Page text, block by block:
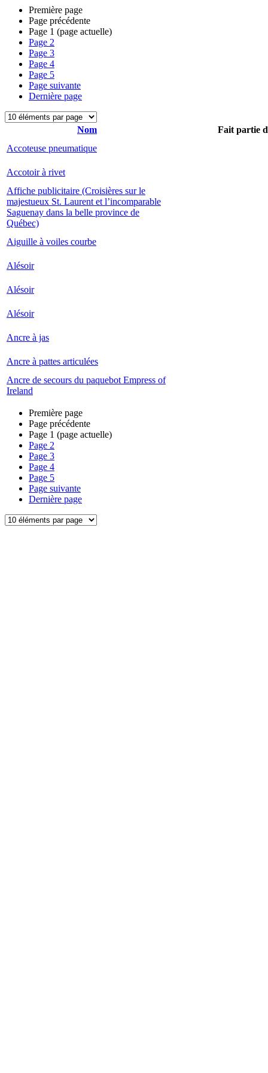
Première page
Page précédente
Page 1 (page actuelle)
Page 2
Page 3
Page 4
Page 5
Page suivante
Dernière page
Nom
Fait partie
Accoteuse pneumatique
Accotoir à rivet
Affiche publicitaire (Croisières sur le
majestueux St. Laurent et l’incomparable
Saguenay dans la belle province de
Québec)
Aiguille à voiles courbe
Alésoir
Alésoir
Alésoir
Ancre à jas
Ancre à pattes articulées
Ancre de secours du paquebot Empress of
Ireland
Première page
Page précédente
Page 1 (page actuelle)
Page 2
Page 3
Page 4
Page 5
Page suivante
Dernière page